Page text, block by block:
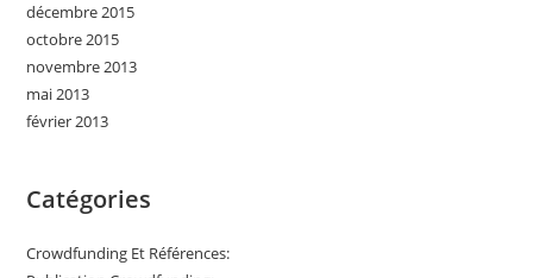
décembre 2015
octobre 2015
novembre 2013
mai 2013
février 2013
Catégories
Crowdfunding Et Références: